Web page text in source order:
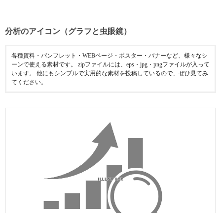
分析のアイコン（グラフと虫眼鏡）
各種資料・パンフレット・WEBページ・ポスター・バナーなど、様々なシ
ーンで使える素材です。 zipファイルには、eps・jpg・pngファイルが入って
います。 他にもシンプルで実用的な素材を投稿しているので、ぜひ見てみ
てください。